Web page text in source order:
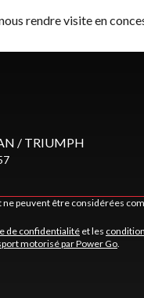
rendre visite en
/ TRIUMPH
peuvent être considérées
de confidentialité et les
motorisé par Power Go.